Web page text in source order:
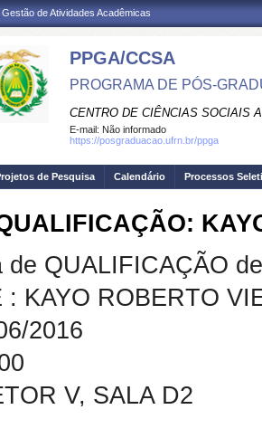
de Atividades Acadêmicas
PPGA/CCSA
PROGRAMA DE PÓS-
CENTRO DE CIÊNCIAS SOCIAIS
E-mail: Não informado
https://posgraduacao.ufrn.br/ppga
de Pesquisa Calendário Processos
de QUALIFICAÇÃO
: KAYO ROBERTO
2016
V, SALA D2